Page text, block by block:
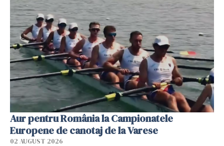
Aur pentru România la Campionatele
Europene de canotaj de la Varese
02 AUGUST 2026